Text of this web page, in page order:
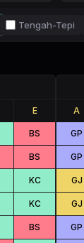
Tengah-Tepi
E
BS
BS
KC
KC
BS
A
GP
GP
GJ
GJ
GP